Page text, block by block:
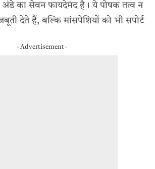
का सेवन फायदेमंद है। ये पोषक तत्व न
देते हैं, बल्कि मांसपेशियों को भी सपोर्ट
- Advertisement -